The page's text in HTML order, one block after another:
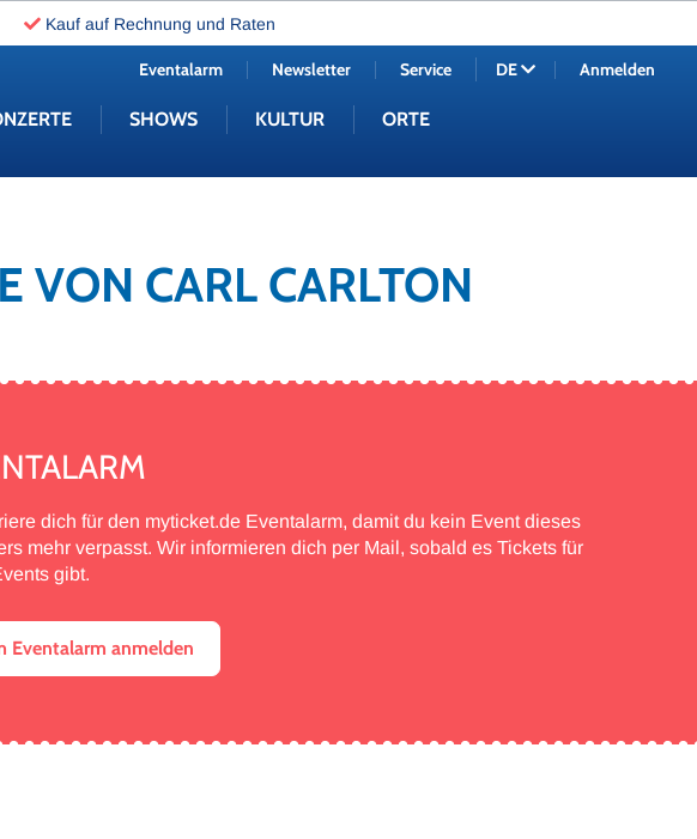
Kauf auf Rechnung und Raten
SHOWS KULTUR ORTE
Eventalarm Newsletter Service DE Anmelden
VON CARL CARLTON
dich für den myticket.de Eventalarm, damit du kein Event dieses
mehr verpasst. Wir informieren dich per Mail, sobald es Tickets für
gibt.
Eventalarm anmelden